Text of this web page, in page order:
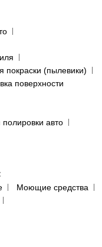
покраски (пылевики)
поверхности
полировки авто
Моющие средства